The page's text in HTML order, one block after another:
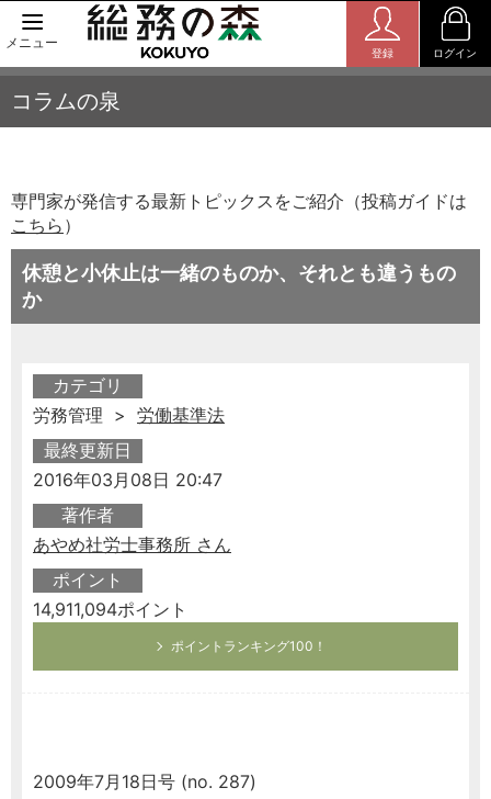
メニュー
登録 ログイン
コラムの泉
専門家が発信する最新トピックスをご紹介（投稿ガイドは
こちら ）
休憩と小休止は一緒のものか、それとも違うもの
か
カテゴリ
労務管理 > 労働基準法
最終更新日
2016年03月08日 20:47
著作者
あやめ社労士事務所 さん
ポイント
14,911,094ポイント
ポイントランキング100！
2009年7月18日号 (no. 287)